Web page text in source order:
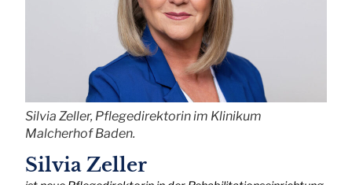
Silvia Zeller, Pflegedirektorin im Klinikum
Malcherhof Baden.
Silvia Zeller